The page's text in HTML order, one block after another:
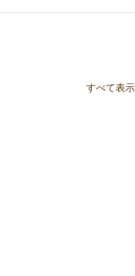
すべて表示